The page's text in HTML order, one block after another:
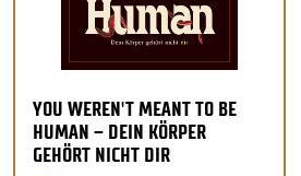
YOU WEREN'T MEANT TO BE
HUMAN – DEIN KÖRPER
GEHÖRT NICHT DIR